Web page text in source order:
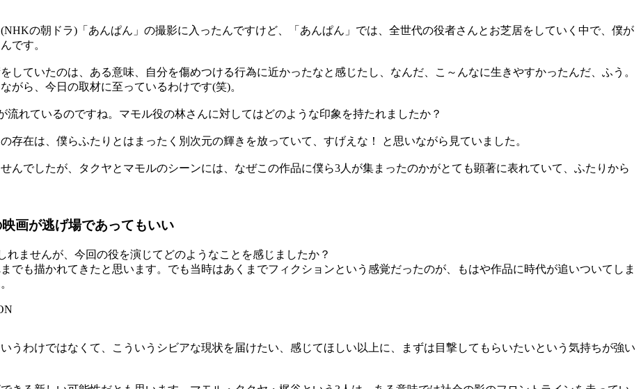
の朝ドラ)「あんぱん」の撮影に入ったんですけど、「あんぱん」では、全世代の役者さんとお芝居をしていく中で、僕が
です。
していたのは、ある意味、自分を傷めつける行為に近かったなと感じたし、なんだ、こ～んなに生きやすかったんだ、ふう。
がら、今日の取材に至っているわけです(笑)。
れているのですね。マモル役の林さんに対してはどのような印象を持たれましたか？
在は、僕らふたりとはまったく別次元の輝きを放っていて、すげえな！ と思いながら見ていました。
でしたが、タクヤとマモルのシーンには、なぜこの作品に僕ら3人が集まったのかがとても顕著に表れていて、ふたりから
画が逃げ場であってもいい
ませんが、今回の役を演じてどのようなことを感じましたか？
も描かれてきたと思います。でも当時はあくまでフィクションという感覚だったのが、もはや作品に時代が追いついてしま
わけではなくて、こういうシビアな現状を届けたい、感じてほしい以上に、まずは目撃してもらいたいという気持ちが強い